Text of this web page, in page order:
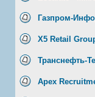
Газпром-
X5 Retail
Транснефть-
Apex